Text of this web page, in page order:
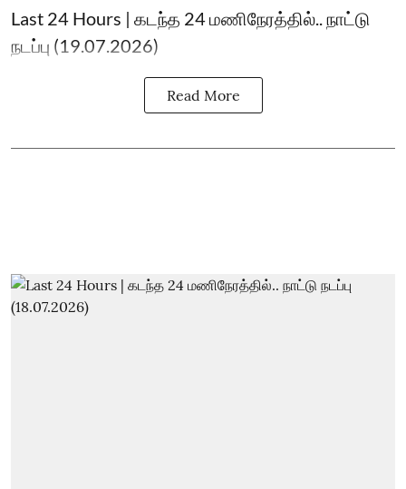
Last 24 Hours | கடந்த 24 மணிநேரத்தில்.. நாட்டு
நடப்பு (19.07.2026)
Read More